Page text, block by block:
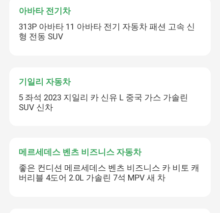
아바타 전기차
313P 아바타 11 아바타 전기 자동차 패션 고속 신
형 전동 SUV
기일리 자동차
5 좌석 2023 지일리 카 신유 L 중국 가스 가솔린
SUV 신차
메르세데스 벤츠 비즈니스 자동차
좋은 컨디션 메르세데스 벤츠 비즈니스 카 비토 캐
버리블 4도어 2.0L 가솔린 7석 MPV 새 차